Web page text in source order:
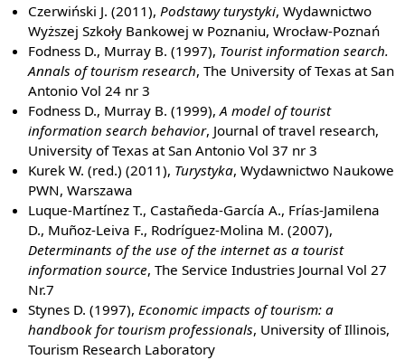
Czerwiński J. (2011), Podstawy turystyki, Wydawnictwo
Wyższej Szkoły Bankowej w Poznaniu, Wrocław-Poznań
Fodness D., Murray B. (1997), Tourist information search.
Annals of tourism research, The University of Texas at San
Antonio Vol 24 nr 3
Fodness D., Murray B. (1999),A model of tourist
information search behavior, Journal of travel research,
University of Texas at San Antonio Vol 37 nr 3
Kurek W. (red.) (2011), Turystyka, Wydawnictwo Naukowe
PWN, Warszawa
Luque-Martínez T., Castañeda-García A., Frías-Jamilena
D., Muñoz-Leiva F., Rodríguez-Molina M. (2007),
Determinants of the use of the internet as a tourist
information source, The Service Industries Journal Vol 27
Nr.7
Stynes D. (1997), Economic impacts of tourism: a
handbook for tourism professionals, University of Illinois,
Tourism Research Laboratory